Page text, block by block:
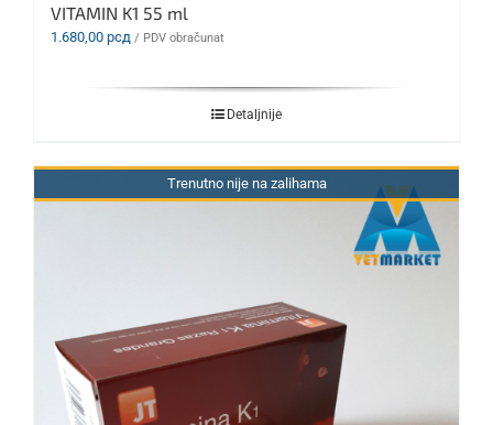
VITAMIN K1 55 ml
1.680,00 рсд / PDV obračunat
Detaljnije
Trenutno nije na zalihama